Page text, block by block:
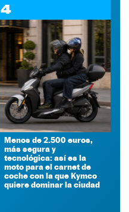
4
Menos de 2.500 euros,
más segura y
tecnológica: así es la
moto para el carnet de
coche con la que Kymco
quiere dominar la ciudad